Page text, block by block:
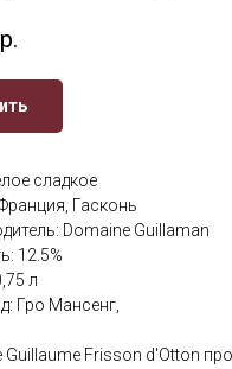
р.
сладкое
Гасконь
Domaine Guillaman
12.5%
л
Гро Мансенг,
Guillaume Frisson d'Otton